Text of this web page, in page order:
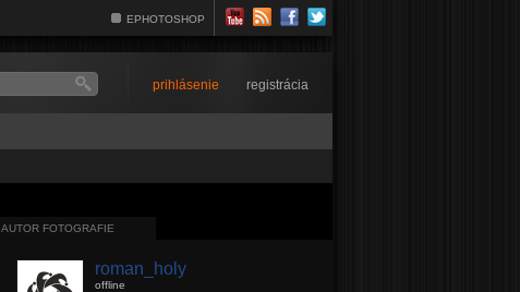
EPHOTOSHOP
prihlásenie registrácia
AUTOR FOTOGRAFIE
roman_holy
offline